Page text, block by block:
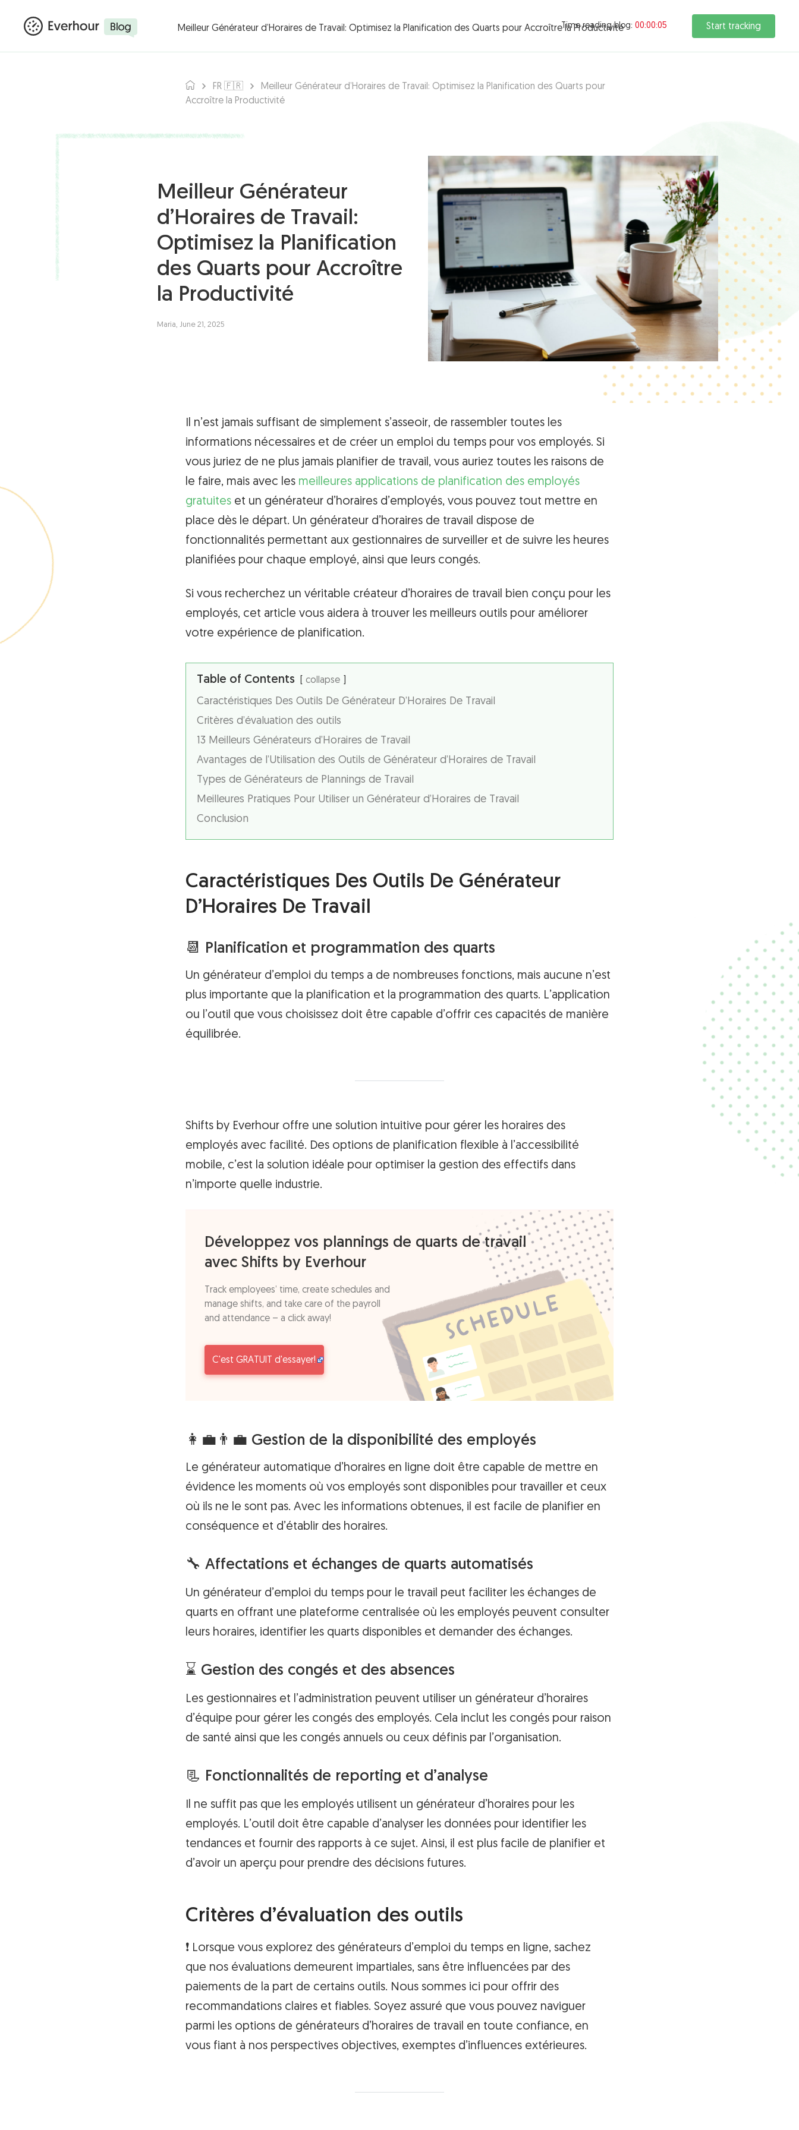
Products ▾ Integrations ▾
Meilleur Générateur d’Horaires de Travail: Optimisez la Planification des Quarts pour Accroître la Productivité
Time reading blog: 00:00:06 Start tracking
FR 🇫🇷
Meilleur Générateur d’Horaires de Travail: Optimisez la Planification des Quarts pour
Accroître la Productivité
Meilleur Générateur
d’Horaires de Travail:
Optimisez la Planification
des Quarts pour Accroître
la Productivité
Maria, June 21, 2025
Il n’est jamais suffisant de simplement s’asseoir, de rassembler toutes les
informations nécessaires et de créer un emploi du temps pour vos employés. Si
vous juriez de ne plus jamais planifier de travail, vous auriez toutes les raisons de
le faire, mais avec les meilleures applications de planification des employés
gratuites et un générateur d’horaires d’employés, vous pouvez tout mettre en
place dès le départ. Un générateur d’horaires de travail dispose de
fonctionnalités permettant aux gestionnaires de surveiller et de suivre les heures
planifiées pour chaque employé, ainsi que leurs congés.
Si vous recherchez un véritable créateur d’horaires de travail bien conçu pour les
employés, cet article vous aidera à trouver les meilleurs outils pour améliorer
votre expérience de planification.
Table of Contents collapse
Caractéristiques Des Outils De Générateur D’Horaires De Travail
Critères d’évaluation des outils
13 Meilleurs Générateurs d’Horaires de Travail
Avantages de l’Utilisation des Outils de Générateur d’Horaires de Travail
Types de Générateurs de Plannings de Travail
Meilleures Pratiques Pour Utiliser un Générateur d’Horaires de Travail
Conclusion
Caractéristiques Des Outils De Générateur
D’Horaires De Travail
📆 Planification et programmation des quarts
Un générateur d’emploi du temps a de nombreuses fonctions, mais aucune n’est
plus importante que la planification et la programmation des quarts. L’application
ou l’outil que vous choisissez doit être capable d’offrir ces capacités de manière
équilibrée.
Shifts by Everhour offre une solution intuitive pour gérer les horaires des
employés avec facilité. Des options de planification flexible à l’accessibilité
mobile, c’est la solution idéale pour optimiser la gestion des effectifs dans
n’importe quelle industrie.
Développez vos plannings de quarts de travail
avec Shifts by Everhour
Track employees’ time, create schedules and
manage shifts, and take care of the payroll
and attendance – a click away!
C'est GRATUIT d'essayer!
👩‍💼👨‍💼 Gestion de la disponibilité des employés
Le générateur automatique d’horaires en ligne doit être capable de mettre en
évidence les moments où vos employés sont disponibles pour travailler et ceux
où ils ne le sont pas. Avec les informations obtenues, il est facile de planifier en
conséquence et d’établir des horaires.
🔧 Affectations et échanges de quarts automatisés
Un générateur d’emploi du temps pour le travail peut faciliter les échanges de
quarts en offrant une plateforme centralisée où les employés peuvent consulter
leurs horaires, identifier les quarts disponibles et demander des échanges.
⌛ Gestion des congés et des absences
Les gestionnaires et l’administration peuvent utiliser un générateur d’horaires
d’équipe pour gérer les congés des employés. Cela inclut les congés pour raison
de santé ainsi que les congés annuels ou ceux définis par l’organisation.
📃 Fonctionnalités de reporting et d’analyse
Il ne suffit pas que les employés utilisent un générateur d’horaires pour les
employés. L’outil doit être capable d’analyser les données pour identifier les
tendances et fournir des rapports à ce sujet. Ainsi, il est plus facile de planifier et
d’avoir un aperçu pour prendre des décisions futures.
Critères d’évaluation des outils
❗ Lorsque vous explorez des générateurs d’emploi du temps en ligne, sachez
que nos évaluations demeurent impartiales, sans être influencées par des
paiements de la part de certains outils. Nous sommes ici pour offrir des
recommandations claires et fiables. Soyez assuré que vous pouvez naviguer
parmi les options de générateurs d’horaires de travail en toute confiance, en
vous fiant à nos perspectives objectives, exemptes d’influences extérieures.